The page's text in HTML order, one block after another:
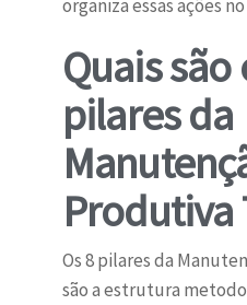
organiza essas ações
Quais são
pilares da
Produtiva
Os 8 pilares da
são a estrutura